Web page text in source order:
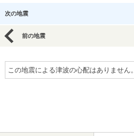
次の地震
前の地震
この地震による津波の心配はありません。